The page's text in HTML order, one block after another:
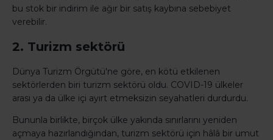
bu stok bir indirim ile ağır bir satış kaybına sebebiyet
verebilir.
2. Turizm sektörü
Dünya Turizm Örgütü'ne göre, en kötü etkilenen
sektörlerden biri turizm sektörü oldu. COVID-19 ülkeler
arası ya da ülke içi ayırt etmeksizin seyahatleri durdurdu.
Bununla birlikte, birçok ülke yakında sınırlarını yeniden
açmaya hazırlandığından, turizm sektörü için hâlâ bir umut